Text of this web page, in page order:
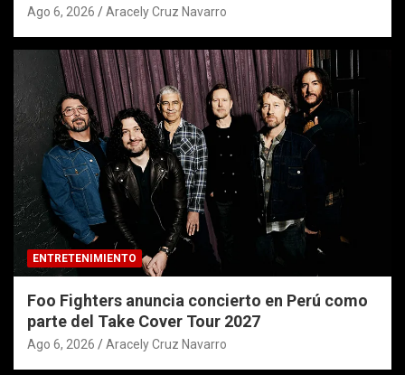
Ago 6, 2026 Aracely Cruz Navarro
ENTRETENIMIENTO
Foo Fighters anuncia concierto en Perú como
parte del Take Cover Tour 2027
Ago 6, 2026 Aracely Cruz Navarro